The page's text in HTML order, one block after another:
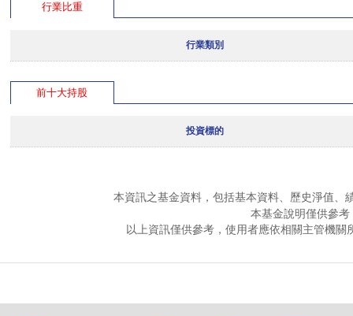
行業比重
行業類別
前十大持股
投資標的
本資訊之基金資料，包括基本資料、歷史淨值、
本基金說明僅供參
以上資訊僅供參考，使用者應依相關主管機